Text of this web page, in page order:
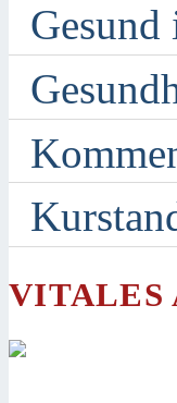
Gesund
VITALES